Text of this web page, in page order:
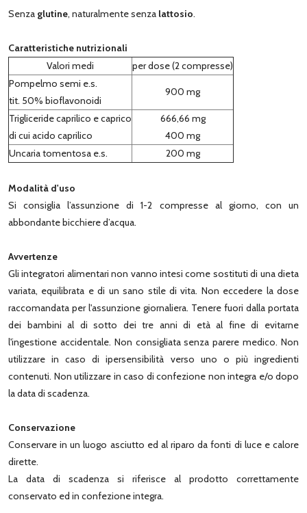
Senza glutine, naturalmente senza lattosio.
Caratteristiche nutrizionali
Valori medi
per dose (2 compresse)
Pompelmo semi e.s.
tit. 50% bioflavonoidi
900 mg
Trigliceride caprilico e caprico
di cui acido caprilico
666,66 mg
400 mg
Uncaria tomentosa e.s.
200 mg
Modalità d'uso
Si consiglia l’assunzione di 1-2 compresse al giorno, con un
abbondante bicchiere d’acqua.
Avvertenze
Gli integratori alimentari non vanno intesi come sostituti di una dieta
variata, equilibrata e di un sano stile di vita. Non eccedere la dose
raccomandata per l'assunzione giornaliera. Tenere fuori dalla portata
dei bambini al di sotto dei tre anni di età al fine di evitarne
l'ingestione accidentale. Non consigliata senza parere medico. Non
utilizzare in caso di ipersensibilità verso uno o più ingredienti
contenuti. Non utilizzare in caso di confezione non integra e/o dopo
la data di scadenza.
Conservazione
Conservare in un luogo asciutto ed al riparo da fonti di luce e calore
dirette.
La data di scadenza si riferisce al prodotto correttamente
conservato ed in confezione integra.